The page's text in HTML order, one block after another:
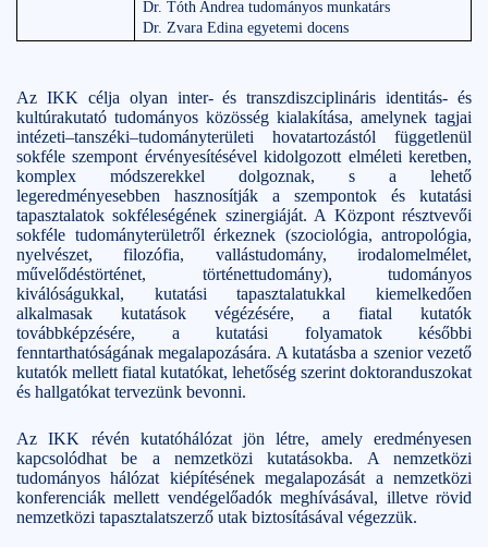
Dr. Tóth Andrea tudományos munkatárs
Dr. Zvara Edina egyetemi docens
Az IKK célja olyan inter- és transzdiszciplináris identitás- és
kultúrakutató tudományos közösség kialakítása, amelynek tagjai
intézeti–tanszéki–tudományterületi hovatartozástól függetlenül
sokféle szempont érvényesítésével kidolgozott elméleti keretben,
komplex módszerekkel dolgoznak, s a lehető
legeredményesebben hasznosítják a szempontok és kutatási
tapasztalatok sokféleségének szinergiáját. A Központ résztvevői
sokféle tudományterületről érkeznek (szociológia, antropológia,
nyelvészet, filozófia, vallástudomány, irodalomelmélet,
művelődéstörténet, történettudomány), tudományos
kiválóságukkal, kutatási tapasztalatukkal kiemelkedően
alkalmasak kutatások végézésére, a fiatal kutatók
továbbképzésére, a kutatási folyamatok későbbi
fenntarthatóságának megalapozására. A kutatásba a szenior vezető
kutatók mellett fiatal kutatókat, lehetőség szerint doktoranduszokat
és hallgatókat tervezünk bevonni.
Az IKK révén kutatóhálózat jön létre, amely eredményesen
kapcsolódhat be a nemzetközi kutatásokba. A nemzetközi
tudományos hálózat kiépítésének megalapozását a nemzetközi
konferenciák mellett vendégelőadók meghívásával, illetve rövid
nemzetközi tapasztalatszerző utak biztosításával végezzük.